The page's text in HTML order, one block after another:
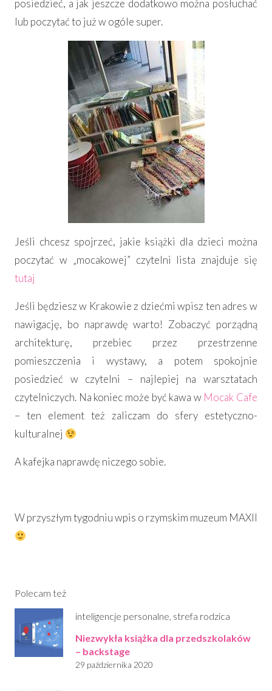
posiedzieć, a jak jeszcze dodatkowo można posłuchać
lub poczytać to już w ogóle super.
Jeśli chcesz spojrzeć, jakie książki dla dzieci można
poczytać w „mocakowej” czytelni lista znajduje się
tutaj
Jeśli będziesz w Krakowie z dziećmi wpisz ten adres w
nawigację, bo naprawdę warto! Zobaczyć porządną
architekturę, przebiec przez przestrzenne
pomieszczenia i wystawy, a potem spokojnie
posiedzieć w czytelni – najlepiej na warsztatach
czytelniczych. Na koniec może być kawa w Mocak Cafe
– ten element też zaliczam do sfery estetyczno-
kulturalnej
A kafejka naprawdę niczego sobie.
W przyszłym tygodniu wpis o rzymskim muzeum MAXII
Polecam też
inteligencje personalne, strefa rodzica
Niezwykła książka dla przedszkolaków
– backstage
29 października 2020